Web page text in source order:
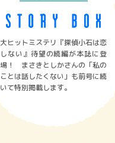
大ヒットミステリ『探偵小石は恋
しない』待望の続編が本誌に登
場！ まさきとしかさんの「私の
ことは話したくない」も前号に続
いて特別掲載します。